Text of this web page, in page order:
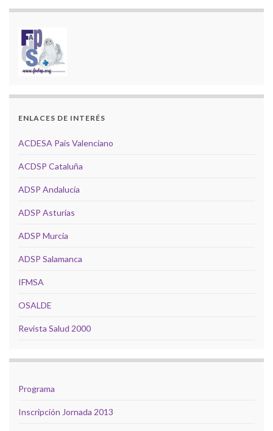
ENLACES DE INTERÉS
ACDESA Pais Valenciano
ACDSP Cataluña
ADSP Andalucía
ADSP Asturias
ADSP Murcia
ADSP Salamanca
IFMSA
OSALDE
Revista Salud 2000
Programa
Inscripción Jornada 2013